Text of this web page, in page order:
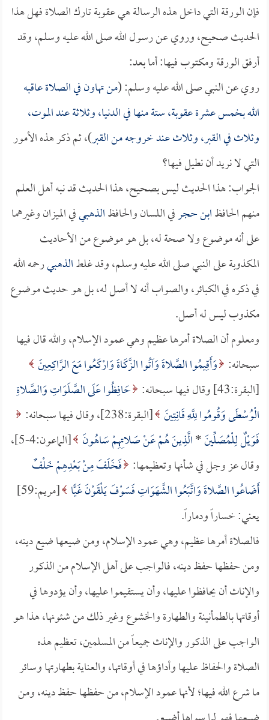
فإن الورقة التي داخل هذه الرسالة هي عقوبة تارك الصلاة فهل هذا
الحديث صحيح، وروي عن رسول الله صلى الله عليه وسلم، وقد
أرفق الورقة ومكتوب فيها: أما بعد:
روي عن النبي صلى الله عليه وسلم: (من تهاون في الصلاة عاقبه
الله بخمس عشرة عقوبة، ستة منها في الدنيا، وثلاثة عند الموت،
وثلاث في القبر، وثلاث عند خروجه من القبر)، ثم ذكر هذه الأمور
التي لا نريد أن نطيل فيها؟
الجواب: هذا الحديث ليس بصحيح، هذا الحديث قد نبه أهل العلم
منهم الحافظابن حجرفي اللسان والحافظالذهبيفي الميزان وغيرهما
على أنه موضوع ولا صحة له، بل هو موضوع من الأحاديث
المكذوبة على النبي صلى الله عليه وسلم، وقد غلطالذهبيرحمه الله
في ذكره في الكبائر، والصواب أنه لا أصل له، بل هو حديث موضوع
مكذوب ليس له أصل.
ومعلوم أن الصلاة أمرها عظيم وهي عمود الإسلام، والله قال فيها
سبحانه: وَأَقِيمُوا الصَّلاةَ وَآتُوا الزَّكَاةَ وَارْكَعُوا مَعَ الرَّاكِعِينَ
[البقرة:43] وقال فيها سبحانه:
حَافِظُوا عَلَى الصَّلَوَاتِ وَالصَّلاةِ
الْوُسْطَى وَقُومُوا لِلَّهِ قَانِتِينَ [البقرة:238]، وقال فيها سبحانه:
فَوَيْلٌ لِلْمُصَلِّينَ*الَّذِينَ هُمْ عَنْ صَلاتِهِمْ سَاهُونَ
[الماعون:4-5]،
وقال عز وجل في شأنها وتعظيمها: فَخَلَفَ مِنْ بَعْدِهِمْ خَلْفٌ
أَضَاعُوا الصَّلاةَ وَاتَّبَعُوا الشَّهَوَاتِ فَسَوْفَ يَلْقَوْنَ غَيًّا
[مريم:59]
يعني: خساراً ودماراً.
فالصلاة أمرها عظيم، وهي عمود الإسلام، ومن ضيعها ضيع دينه،
ومن حفظها حفظ دينه، فالواجب على أهل الإسلام من الذكور
والإناث أن يحافظوا عليها، وأن يستقيموا عليها، وأن يؤدوها في
أوقاتها بالطمأنينة والطهارة والخشوع وغير ذلك من شئونها، هذا هو
الواجب على الذكور والإناث جميعاً من المسلمين، تعظيم هذه
الصلاة والحفاظ عليها وأداؤها في أوقاتها، والعناية بطهارتها وسائر
ما شرع الله فيها؛ لأنها عمود الإسلام، من حفظها حفظ دينه، ومن